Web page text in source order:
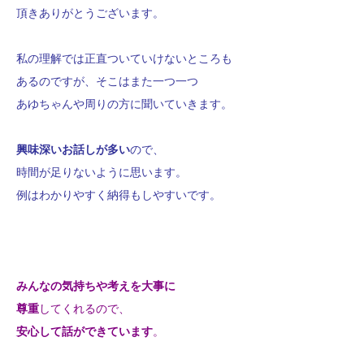
頂きありがとうございます。
私の理解では正直ついていけないところも
あるのですが、そこはまた一つ一つ
あゆちゃんや周りの方に聞いていきます。
興味深いお話しが多いので、
時間が足りないように思います。
例はわかりやすく納得もしやすいです。
みんなの気持ちや考えを大事に
尊重してくれるので、
安心して話ができています。